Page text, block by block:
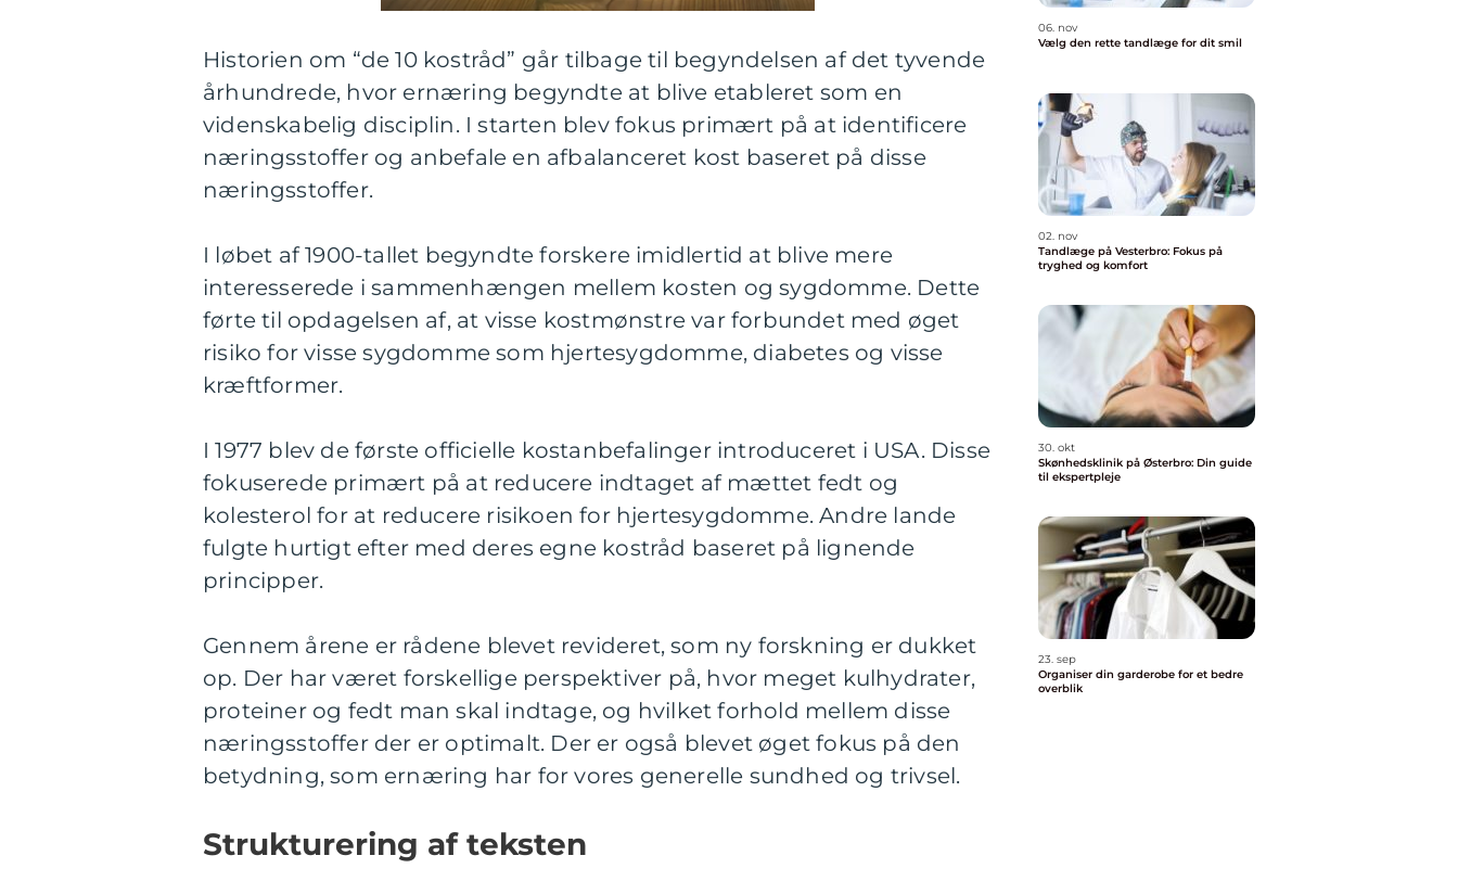
Historien om “de 10 kostråd” går tilbage til begyndelsen af det tyvende
århundrede, hvor ernæring begyndte at blive etableret som en
videnskabelig disciplin. I starten blev fokus primært på at identificere
næringsstoffer og anbefale en afbalanceret kost baseret på disse
næringsstoffer.
I løbet af 1900-tallet begyndte forskere imidlertid at blive mere
interesserede i sammenhængen mellem kosten og sygdomme. Dette
førte til opdagelsen af, at visse kostmønstre var forbundet med øget
risiko for visse sygdomme som hjertesygdomme, diabetes og visse
kræftformer.
I 1977 blev de første officielle kostanbefalinger introduceret i USA. Disse
fokuserede primært på at reducere indtaget af mættet fedt og
kolesterol for at reducere risikoen for hjertesygdomme. Andre lande
fulgte hurtigt efter med deres egne kostråd baseret på lignende
principper.
Gennem årene er rådene blevet revideret, som ny forskning er dukket
op. Der har været forskellige perspektiver på, hvor meget kulhydrater,
proteiner og fedt man skal indtage, og hvilket forhold mellem disse
næringsstoffer der er optimalt. Der er også blevet øget fokus på den
betydning, som ernæring har for vores generelle sundhed og trivsel.
Strukturering af teksten
06. nov
Vælg den rette tandlæge for dit smil
02. nov
Tandlæge på Vesterbro: Fokus på
tryghed og komfort
30. okt
Skønhedsklinik på Østerbro: Din guide
til ekspertpleje
23. sep
Organiser din garderobe for et bedre
overblik